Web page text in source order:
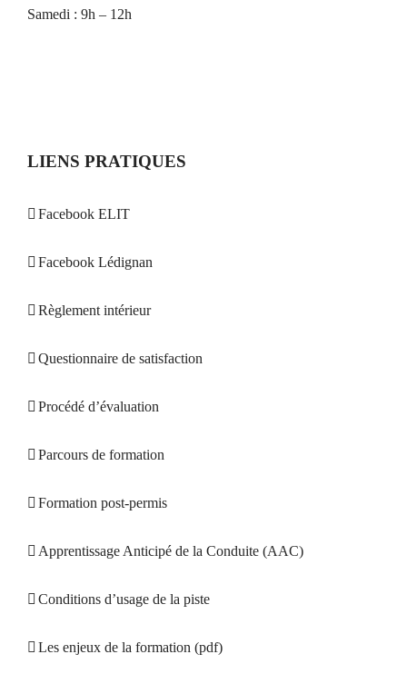
Samedi : 9h – 12h
LIENS PRATIQUES
Facebook ELIT
Facebook Lédignan
Règlement intérieur
Questionnaire de satisfaction
Procédé d’évaluation
Parcours de formation
Formation post-permis
Apprentissage Anticipé de la Conduite (AAC)
Conditions d’usage de la piste
Les enjeux de la formation (pdf)